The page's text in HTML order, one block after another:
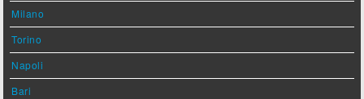
Milano
Torino
Napoli
Bari